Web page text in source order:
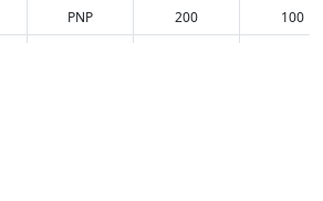
PNP 200
100